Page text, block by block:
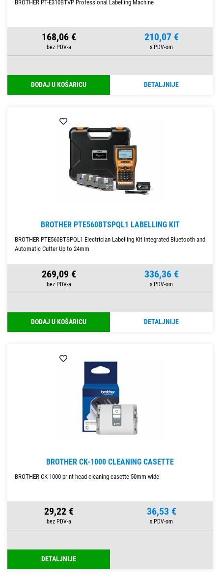
BROTHER PT-E310BTVP Professional Labelling Machine
168,06 € 210,07 €
DODAJ U KOŠARICU DETALJNIJE
BROTHER PTE560BTSPQL1 LABELLING KIT
BROTHER PTE560BTSPQL1 Electrician Labelling Kit Integrated Bluetooth and
Automatic Cutter Up to 24mm
269,09 € 336,36 €
DODAJ U KOŠARICU DETALJNIJE
BROTHER CK-1000 CLEANING CASETTE
BROTHER CK-1000 print head cleaning casette 50mm wide
29,22 € 36,53 €
DETALJNIJE